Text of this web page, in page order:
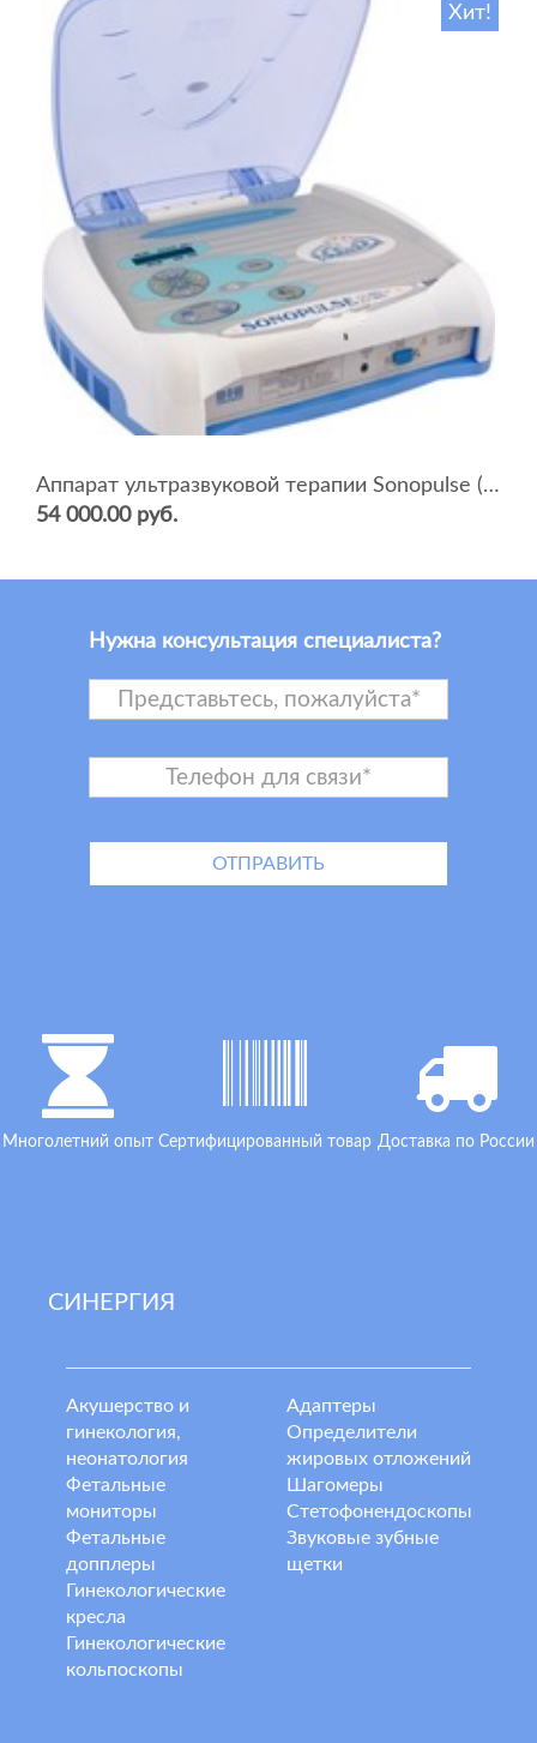
Хит!
Аппарат ультразвуковой терапии Sonopulse (мультичастотный 1 и 3 Мгц)
54 000.00 руб.
Нужна консультация специалиста?
Многолетний опыт Сертифицированный товар Доставка по России
СИНЕРГИЯ
Акушерство и
гинекология,
неонатология
Фетальные
мониторы
Фетальные
допплеры
Гинекологические
кресла
Гинекологические
кольпоскопы
Адаптеры
Определители
жировых отложений
Шагомеры
Стетофонендоскопы
Звуковые зубные
щетки